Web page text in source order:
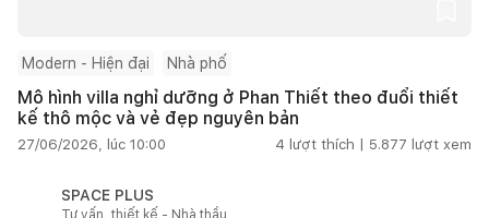
Modern - Hiện đại Nhà phố
Mô hình villa nghỉ dưỡng ở Phan Thiết theo đuổi thiết
kế thô mộc và vẻ đẹp nguyên bản
27/06/2026, lúc 10:00 4 lượt thích | 5.877 lượt xem
SPACE PLUS
Tư vấn, thiết kế - Nhà thầu